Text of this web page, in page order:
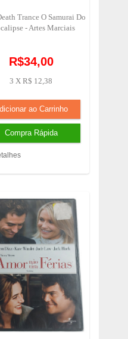
Trance O Samurai Do
- Artes Marciais
R$34,00
3 X R$ 12,38